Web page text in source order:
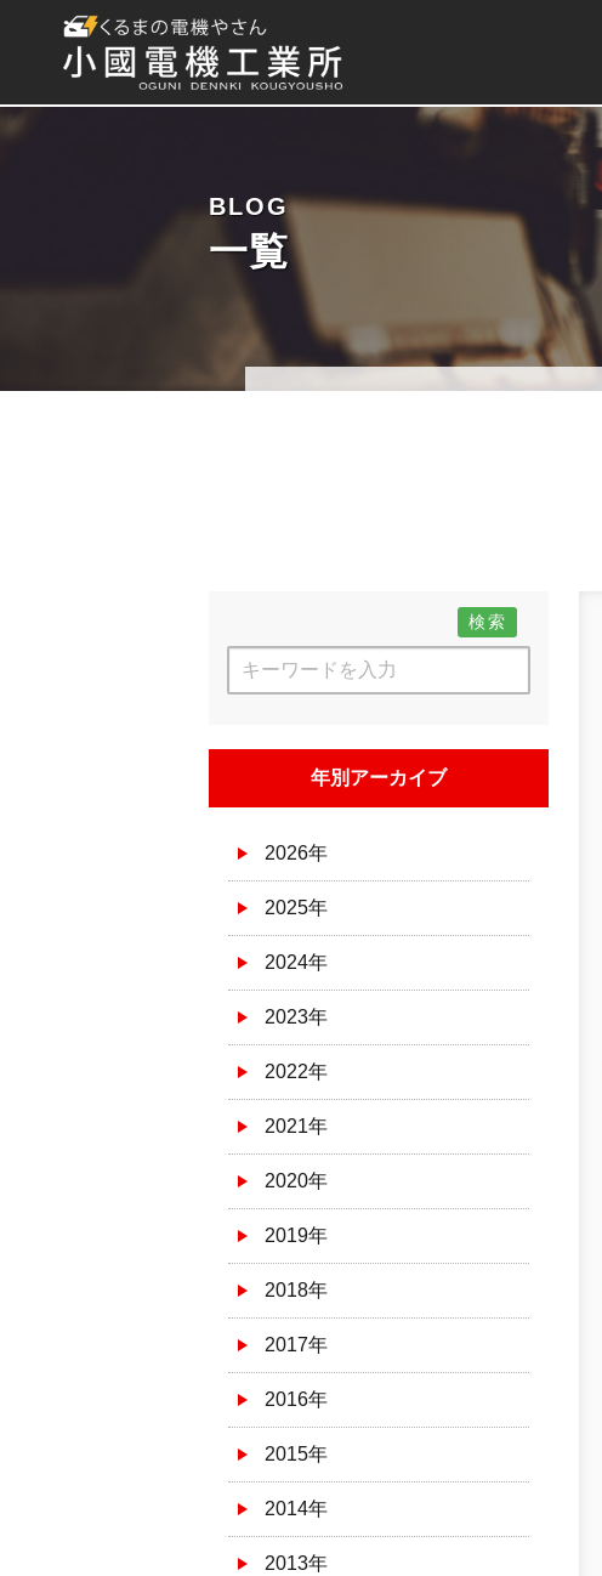
BLOG
一覧
検索
年別アーカイブ
2026年
2025年
2024年
2023年
2022年
2021年
2020年
2019年
2018年
2017年
2016年
2015年
2014年
2013年